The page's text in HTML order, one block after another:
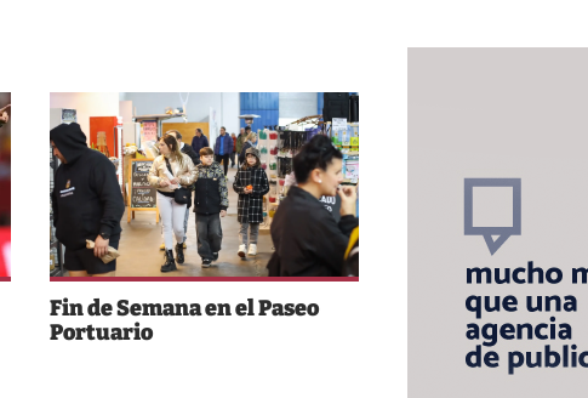
Fin de Semana en el Paseo
Portuario